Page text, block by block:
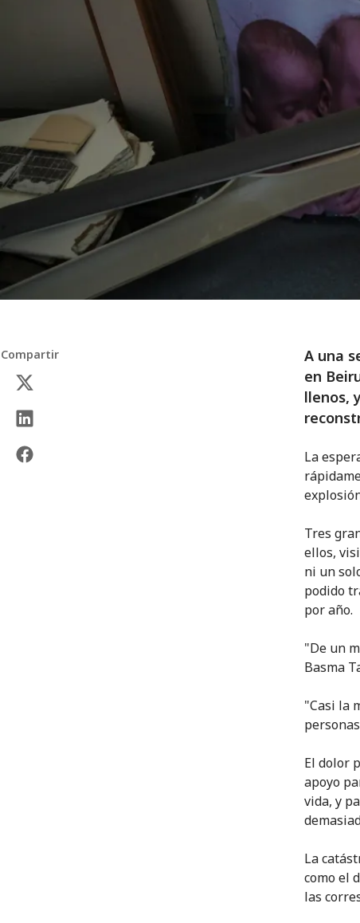
Compartir
A una
en
llenos,
La
Tres
ellos,
ni un
podido
por año.
"De un
Basma
"Casi la
El dolor
apoyo
vida, y
La
como el
las